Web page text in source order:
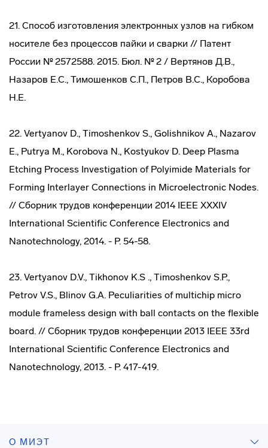
21. Способ изготовления электронных узлов на гибком
носителе без процессов пайки и сварки // Патент
России № 2572588. 2015. Бюл. № 2 / Вертянов Д.В.,
Назаров Е.С., Тимошенков С.П., Петров В.С., Коробова
Н.Е.
22. Vertyanov D., Timoshenkov S., Golishnikov A., Nazarov
E., Putrya M., Korobova N., Kostyukov D. Deep Plasma
Etching Process Investigation of Polyimide Materials for
Forming Interlayer Connections in Microelectronic Nodes.
// Сборник трудов конференции 2014 IEEE XXXIV
International Scientific Conference Electronics and
Nanotechnology, 2014. - P. 54-58.
23. Vertyanov D.V., Tikhonov K.S ., Timoshenkov S.P.,
Petrov V.S., Blinov G.A. Peculiarities of multichip micro
module frameless design with ball contacts on the flexible
board. // Сборник трудов конференции 2013 IEEE 33rd
International Scientific Conference Electronics and
Nanotechnology, 2013. - P. 417-419.
О МИЭТ